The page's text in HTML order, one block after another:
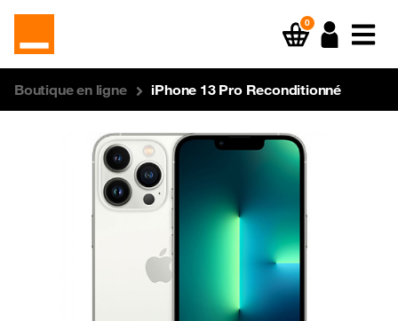
0
Boutique en ligne iPhone 13 Pro Reconditionné